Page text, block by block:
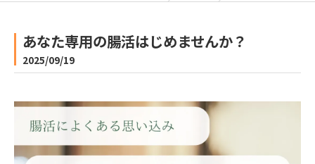
あなた専用の腸活はじめませんか？
2025/09/19